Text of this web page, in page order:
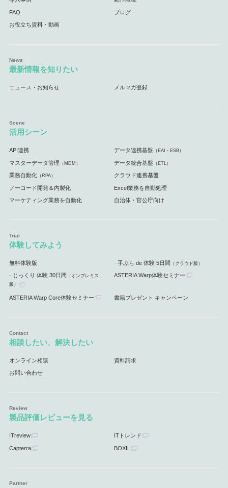
FAQ ブログ
お役立ち資料・動画
最新情報を知りたい
ニュース・お知らせ メルマガ登録
活用シーン
API連携 データ連携基盤 （EAI・ESB）
マスターデータ管理 （MDM） データ統合基盤 （ETL）
業務自動化（RPA） クラウド連携基盤
ノーコード開発＆内製化 Excel業務を自動処理
マーケティング業務を自動化 自治体・官公庁向け
体験してみよう
無料体験版 手ぶら de 体験 5日間 （クラウド版）
じっくり 体験 30日間 （オンプレミス
版）
ASTERIA Warp体験セミナー
ASTERIA Warp Core体験セミナー 書籍プレゼント キャンペーン
相談したい、解決したい
オンライン相談 資料請求
お問い合わせ
製品評価レビューを見る
ITreview ITトレンド
Capterra BOXIL